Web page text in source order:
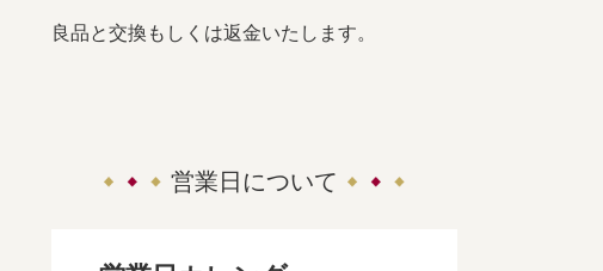
良品と交換もしくは返金いたします。
営業日について